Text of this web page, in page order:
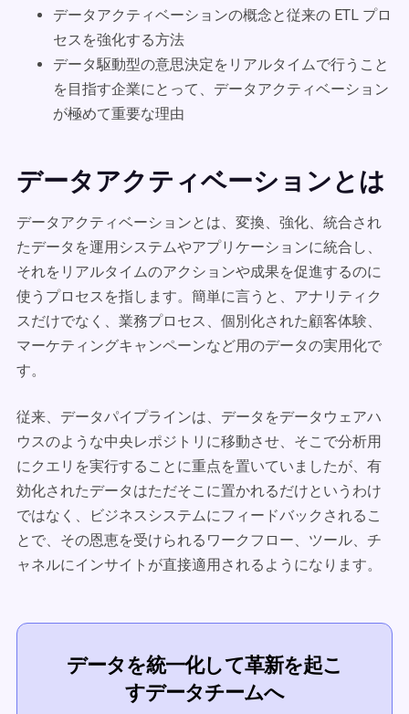
データアクティベーションの概念と従来の ETL プロ
セスを強化する方法
データ駆動型の意思決定をリアルタイムで行うこと
を目指す企業にとって、データアクティベーション
が極めて重要な理由
データアクティベーションとは
データアクティベーションとは、変換、強化、統合され
たデータを運用システムやアプリケーションに統合し、
それをリアルタイムのアクションや成果を促進するのに
使うプロセスを指します。簡単に言うと、アナリティク
スだけでなく、業務プロセス、個別化された顧客体験、
マーケティングキャンペーンなど用のデータの実用化で
す。
従来、データパイプラインは、データをデータウェアハ
ウスのような中央レポジトリに移動させ、そこで分析用
にクエリを実行することに重点を置いていましたが、有
効化されたデータはただそこに置かれるだけというわけ
ではなく、ビジネスシステムにフィードバックされるこ
とで、その恩恵を受けられるワークフロー、ツール、チ
ャネルにインサイトが直接適用されるようになります。
データを統一化して革新を起こ
すデータチームへ